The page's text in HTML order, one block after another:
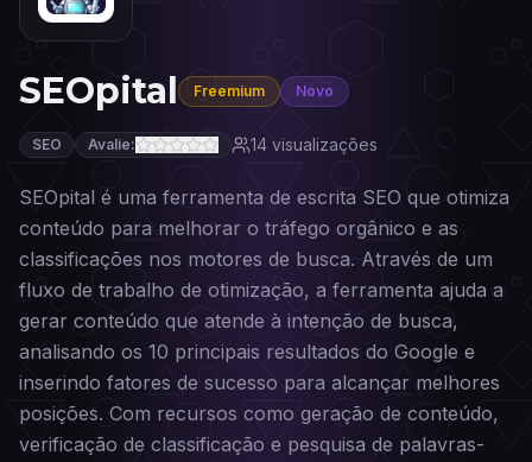
SEOpital Freemium Novo
SEO Avalie: 14 visualizações
SEOpital é uma ferramenta de escrita SEO que otimiza
conteúdo para melhorar o tráfego orgânico e as
classificações nos motores de busca. Através de um
fluxo de trabalho de otimização, a ferramenta ajuda a
gerar conteúdo que atende à intenção de busca,
analisando os 10 principais resultados do Google e
inserindo fatores de sucesso para alcançar melhores
posições. Com recursos como geração de conteúdo,
verificação de classificação e pesquisa de palavras-